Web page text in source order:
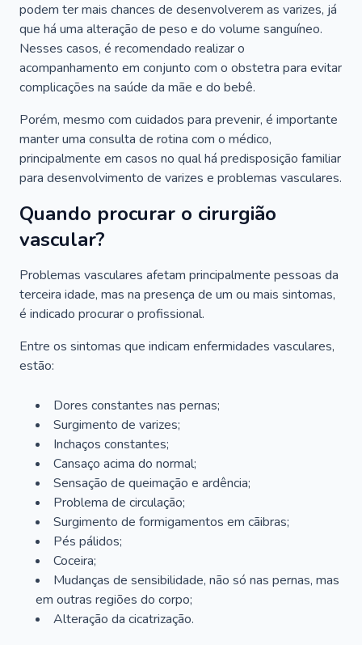
podem ter mais chances de desenvolverem as varizes, já
que há uma alteração de peso e do volume sanguíneo.
Nesses casos, é recomendado realizar o
acompanhamento em conjunto com o obstetra para evitar
complicações na saúde da mãe e do bebê.
Porém, mesmo com cuidados para prevenir, é importante
manter uma consulta de rotina com o médico,
principalmente em casos no qual há predisposição familiar
para desenvolvimento de varizes e problemas vasculares.
Quando procurar o cirurgião
vascular?
Problemas vasculares afetam principalmente pessoas da
terceira idade, mas na presença de um ou mais sintomas,
é indicado procurar o profissional.
Entre os sintomas que indicam enfermidades vasculares,
estão:
Dores constantes nas pernas;
Surgimento de varizes;
Inchaços constantes;
Cansaço acima do normal;
Sensação de queimação e ardência;
Problema de circulação;
Surgimento de formigamentos em cãibras;
Pés pálidos;
Coceira;
Mudanças de sensibilidade, não só nas pernas, mas
em outras regiões do corpo;
Alteração da cicatrização.